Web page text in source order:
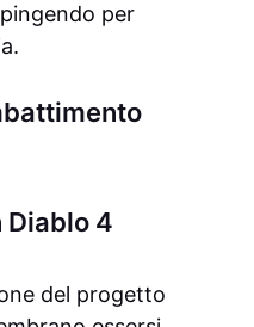
per
Diablo 4
del progetto